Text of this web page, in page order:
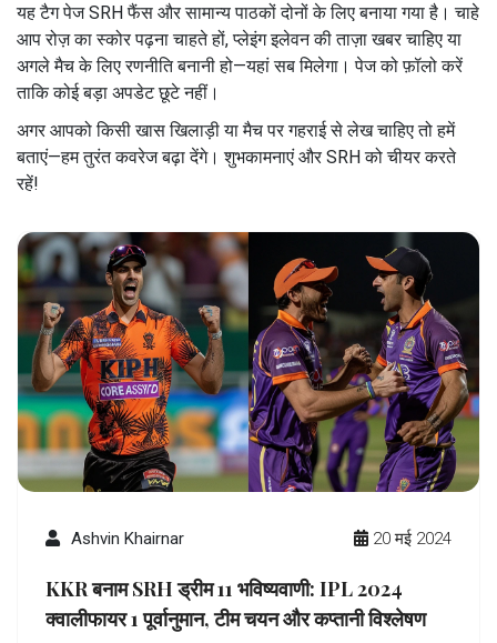
यह टैग पेज SRH फैंस और सामान्य पाठकों दोनों के लिए बनाया गया है। चाहे
आप रोज़ का स्कोर पढ़ना चाहते हों, प्लेइंग इलेवन की ताज़ा खबर चाहिए या
अगले मैच के लिए रणनीति बनानी हो—यहां सब मिलेगा। पेज को फ़ॉलो करें
ताकि कोई बड़ा अपडेट छूटे नहीं।
अगर आपको किसी खास खिलाड़ी या मैच पर गहराई से लेख चाहिए तो हमें
बताएं—हम तुरंत कवरेज बढ़ा देंगे। शुभकामनाएं और SRH को चीयर करते
रहें!
Ashvin Khairnar 20 मई 2024
KKR बनाम SRH ड्रीम 11 भविष्यवाणी: IPL 2024
क्वालीफायर 1 पूर्वानुमान, टीम चयन और कप्तानी विश्लेषण